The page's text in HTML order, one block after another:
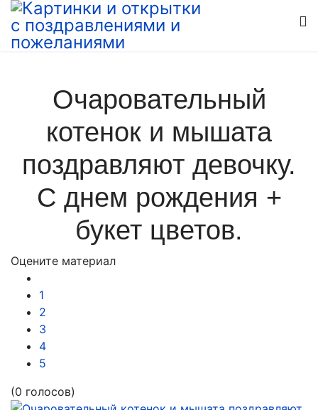
Очаровательный
котенок и мышата
поздравляют девочку.
С днем рождения +
букет цветов.
Оцените материал
1
2
3
4
5
(0 голосов)